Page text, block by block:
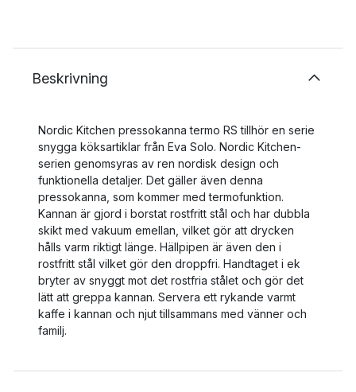
Beskrivning
Nordic Kitchen pressokanna termo RS tillhör en serie
snygga köksartiklar från Eva Solo. Nordic Kitchen-
serien genomsyras av ren nordisk design och
funktionella detaljer. Det gäller även denna
pressokanna, som kommer med termofunktion.
Kannan är gjord i borstat rostfritt stål och har dubbla
skikt med vakuum emellan, vilket gör att drycken
hålls varm riktigt länge. Hällpipen är även den i
rostfritt stål vilket gör den droppfri. Handtaget i ek
bryter av snyggt mot det rostfria stålet och gör det
lätt att greppa kannan. Servera ett rykande varmt
kaffe i kannan och njut tillsammans med vänner och
familj.